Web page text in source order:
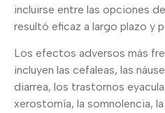
incluirse entre las opciones
resultó eficaz a largo plazo y
Los efectos adversos más
incluyen las cefaleas, las
diarrea, los trastornos
xerostomía, la somnolencia,